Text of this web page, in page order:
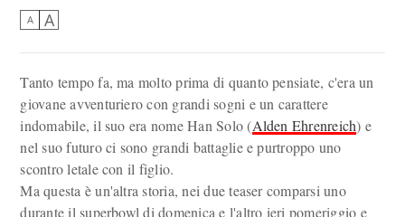
A A
Tanto tempo fa, ma molto prima di quanto pensiate, c'era un
giovane avventuriero con grandi sogni e un carattere
indomabile, il suo era nome Han Solo (Alden Ehrenreich) e
nel suo futuro ci sono grandi battaglie e purtroppo uno
scontro letale con il figlio.
Ma questa è un'altra storia, nei due teaser comparsi uno
durante il superbowl di domenica e l'altro ieri pomeriggio e